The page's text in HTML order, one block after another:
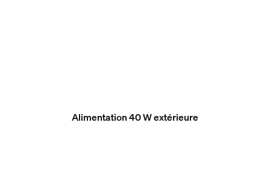
Alimentation 40 W extérieure